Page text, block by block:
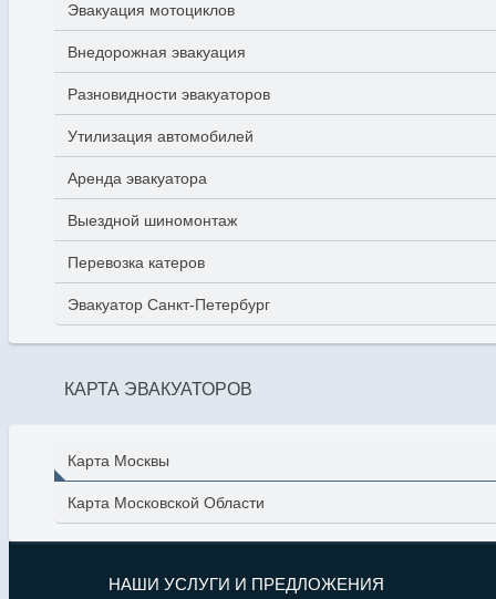
Эвакуация мотоциклов
Внедорожная эвакуация
Разновидности эвакуаторов
Утилизация автомобилей
Аренда эвакуатора
Выездной шиномонтаж
Перевозка катеров
Эвакуатор Санкт-Петербург
КАРТА ЭВАКУАТОРОВ
Карта Москвы
Карта Московской Области
НАШИ УСЛУГИ И ПРЕДЛОЖЕНИЯ